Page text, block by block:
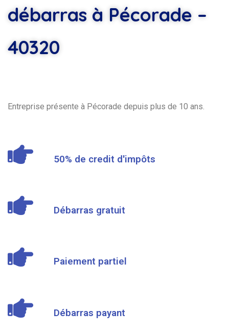
débarras à Pécorade –
40320
Entreprise présente à Pécorade depuis plus de 10 ans.
50% de credit d'impôts
Débarras gratuit
Paiement partiel
Débarras payant